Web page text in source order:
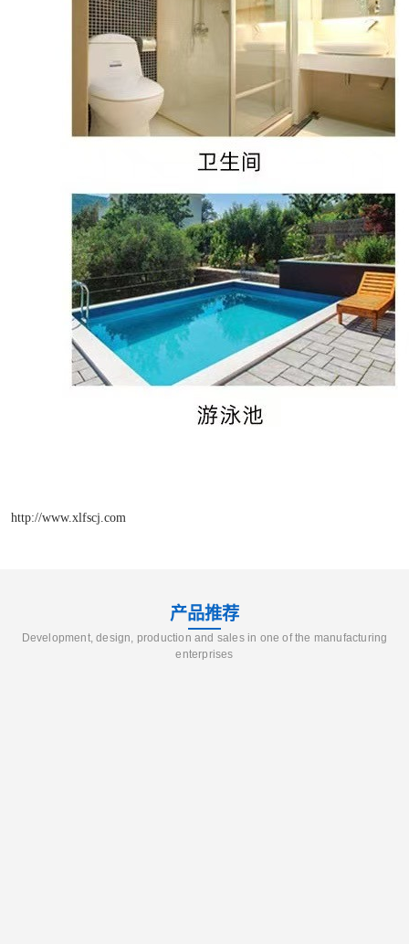
http://www.xlfscj.com
产品推荐
Development, design, production and sales in one of the manufacturing
enterprises